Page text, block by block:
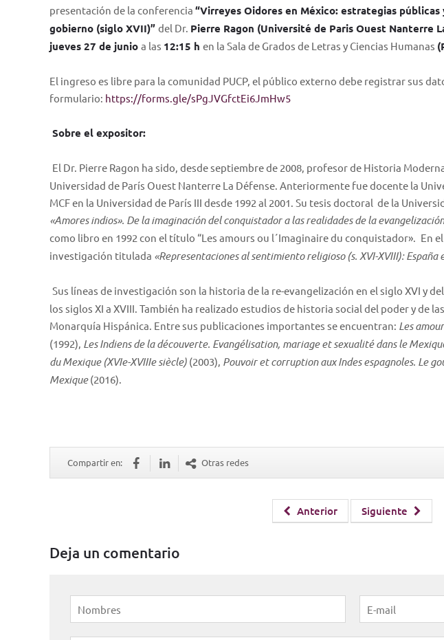
presentación de la conferencia “Virreyes Oidores en México: estrategias
gobierno (siglo XVII)” del Dr. Pierre Ragon (Université de Paris Ouest Nanterre
jueves 27 de junio a las 12:15 h en la Sala de Grados de Letras y Ciencias Humanas
El ingreso es libre para la comunidad PUCP, el público externo debe registrar sus
formulario: https://forms.gle/sPgJVGfctEi6JmHw5
Sobre el expositor:
El Dr. Pierre Ragon ha sido, desde septiembre de 2008, profesor de Historia
Universidad de París Ouest Nanterre La Défense. Anteriormente fue docente la
MCF en la Universidad de París III desde 1992 al 2001. Su tesis doctoral de la
«Amores indios». De la imaginación del conquistador a las realidades de la
como libro en 1992 con el título “Les amours ou l´Imaginaire du conquistador». En
investigación titulada «Representaciones al sentimiento religioso (s. XVI-XVIII):
Sus líneas de investigación son la historia de la re-evangelización en el siglo XVI y
los siglos XI a XVIII. También ha realizado estudios de historia social del poder y de
Monarquía Hispánica. Entre sus publicaciones importantes se encuentran: Les
(1992), Les Indiens de la découverte. Evangélisation, mariage et sexualité dans le
du Mexique (XVIe-XVIIIe siècle) (2003), Pouvoir et corruption aux Indes espagnoles. Le
Mexique(2016).
Compartir en: Otras redes
Anterior Siguiente
Deja un comentario